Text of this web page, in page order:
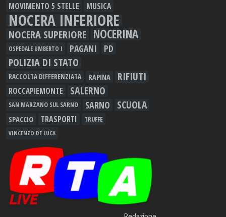
MOVIMENTO 5 STELLE MUSICA
NOCERA INFERIORE
NOCERA SUPERIORE NOCERINA
OSPEDALE UMBERTO I PAGANI PD
POLIZIA DI STATO
RACCOLTA DIFFERENZIATA RAPINA RIFIUTI
ROCCAPIEMONTE SALERNO
SAN MARZANO SUL SARNO SARNO SCUOLA
SPACCIO TRASPORTI TRUFFE
VINCENZO DE LUCA